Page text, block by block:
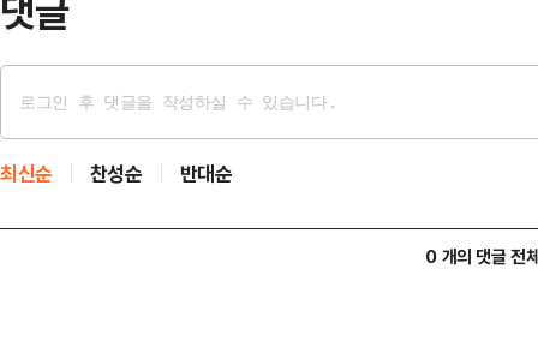
최신순 찬성순 반대순
0 개의 댓글 전